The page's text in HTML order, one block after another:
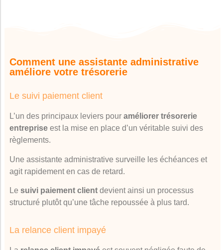
Comment une assistante administrative
améliore votre trésorerie
Le suivi paiement client
L’un des principaux leviers pour améliorer trésorerie
entreprise est la mise en place d’un véritable suivi des
règlements.
Une assistante administrative surveille les échéances et
agit rapidement en cas de retard.
Le suivi paiement client devient ainsi un processus
structuré plutôt qu’une tâche repoussée à plus tard.
La relance client impayé